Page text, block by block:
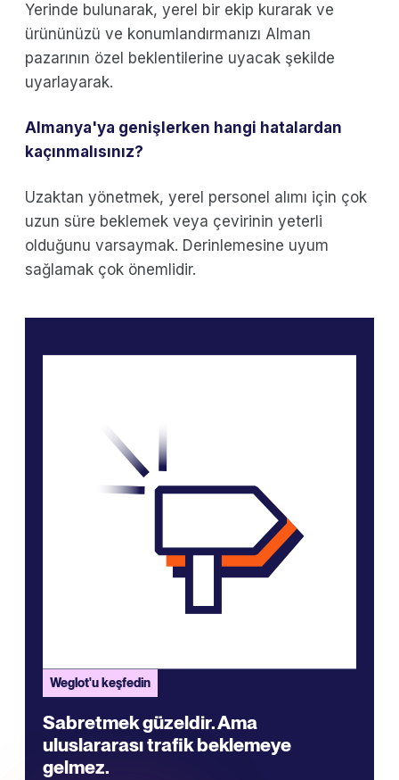
Yerinde bulunarak, yerel bir ekip kurarak ve
ürününüzü ve konumlandırmanızı Alman
pazarının özel beklentilerine uyacak şekilde
uyarlayarak.
Almanya'ya genişlerken hangi hatalardan
kaçınmalısınız?
Uzaktan yönetmek, yerel personel alımı için çok
uzun süre beklemek veya çevirinin yeterli
olduğunu varsaymak. Derinlemesine uyum
sağlamak çok önemlidir.
Weglot'u keşfedin
Sabretmek güzeldir. Ama
uluslararası trafik beklemeye
gelmez.